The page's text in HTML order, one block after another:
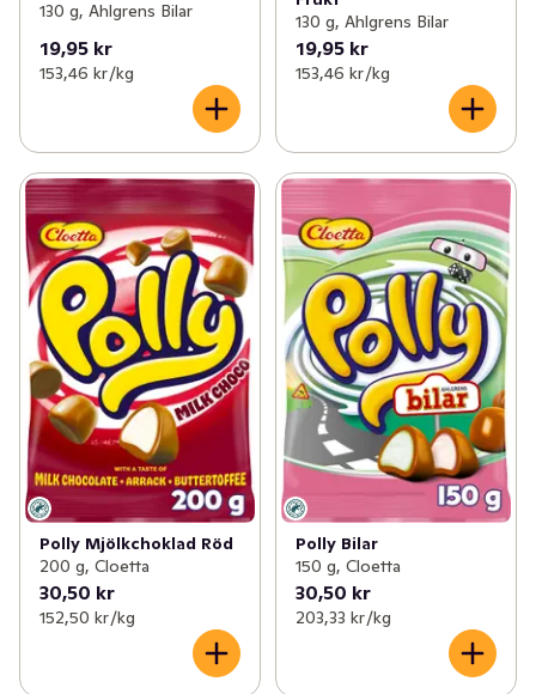
130 g, Ahlgrens Bilar
19,95 kr
153,46 kr /kg
130 g, Ahlgrens Bilar
19,95 kr
153,46 kr /kg
Polly Mjölkchoklad Röd
200 g, Cloetta
30,50 kr
152,50 kr /kg
Polly Bilar
150 g, Cloetta
30,50 kr
203,33 kr /kg